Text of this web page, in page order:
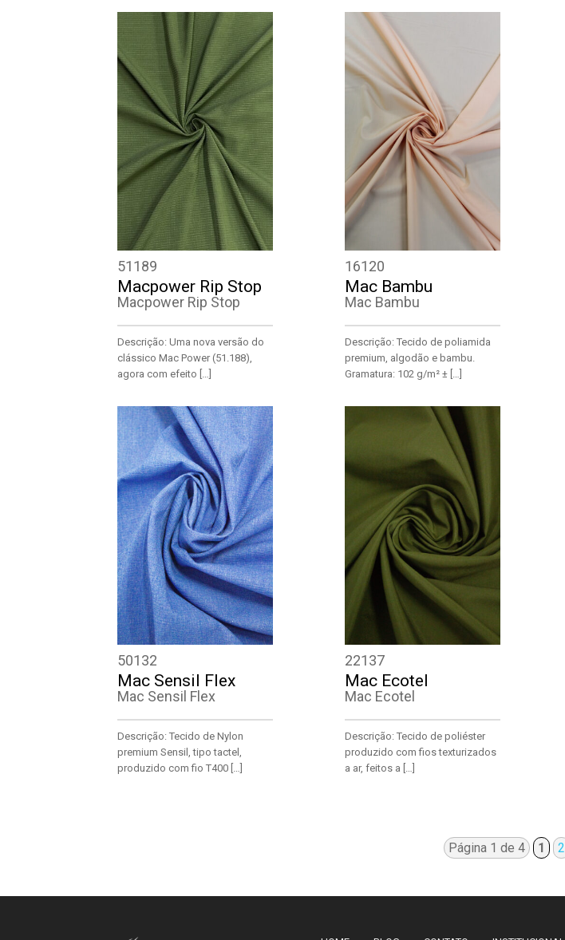
51189
Macpower Rip Stop
Macpower Rip Stop
Descrição: Uma nova versão do
clássico Mac Power (51.188),
agora com efeito […]
16120
Mac Bambu
Mac Bambu
Descrição: Tecido de poliamida
premium, algodão e bambu.
Gramatura: 102 g/m² ± […]
50132
Mac Sensil Flex
Mac Sensil Flex
Descrição: Tecido de Nylon
premium Sensil, tipo tactel,
produzido com fio T400 […]
22137
Mac Ecotel
Mac Ecotel
Descrição: Tecido de poliéster
produzido com fios texturizados
a ar, feitos a […]
Página 1 de 4 1 2